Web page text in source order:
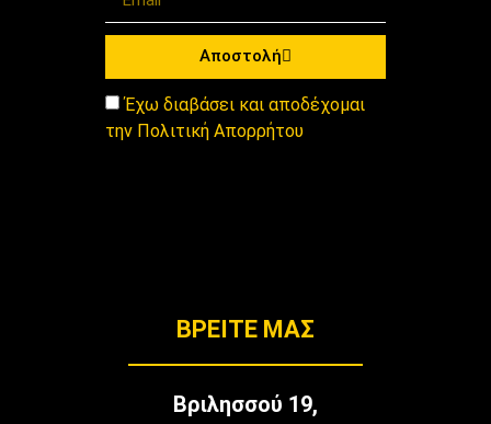
Έχω διαβάσει και αποδέχομαι
την Πολιτική Απορρήτου
Αποστολή
BΡΕΊΤΕ ΜΑΣ
Βριλησσού 19,